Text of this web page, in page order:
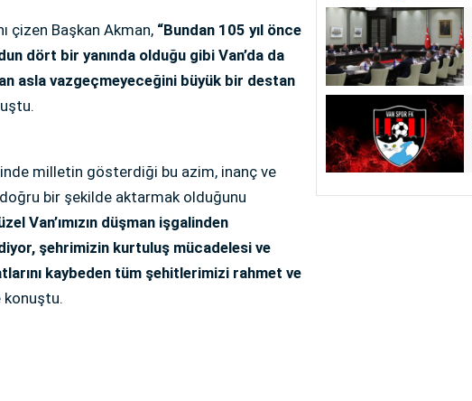
çizen Başkan Akman, “Bundan 105 yıl önce
dört bir yanında olduğu gibi Van’da da
asla vazgeçmeyeceğini büyük bir destan
milletin gösterdiği bu azim, inanç ve
bir şekilde aktarmak olduğunu
Van’ımızın düşman işgalinden
şehrimizin kurtuluş mücadelesi ve
kaybeden tüm şehitlerimizi rahmet ve
konuştu.